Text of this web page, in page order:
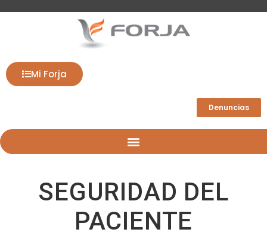
Mi Forja
Denuncias
SEGURIDAD DEL
PACIENTE